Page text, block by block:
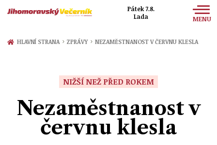
Pátek 7.8.
Lada
MENU
Zprávy
Společnost
HLAVNÍ STRANA › ZPRÁVY › NEZAMĚSTNANOST V ČERVNU KLESLA
NIŽŠÍ NEŽ PŘED ROKEM
Nezaměstnanost v
červnu klesla